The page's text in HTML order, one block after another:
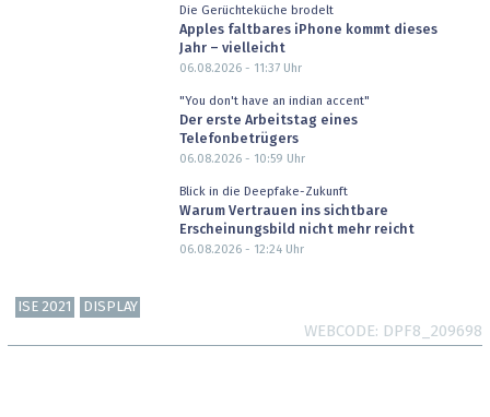
Die Gerüchteküche brodelt
Apples faltbares iPhone kommt dieses
Jahr – vielleicht
06.08.2026 - 11:37Uhr
"You don't have an indian accent"
Der erste Arbeitstag eines
Telefonbetrügers
06.08.2026 - 10:59 Uhr
Blick in die Deepfake-Zukunft
Warum Vertrauen ins sichtbare
Erscheinungsbild nicht mehr reicht
06.08.2026 - 12:24Uhr
ISE 2021 DISPLAY
WEBCODE DPF8_209698